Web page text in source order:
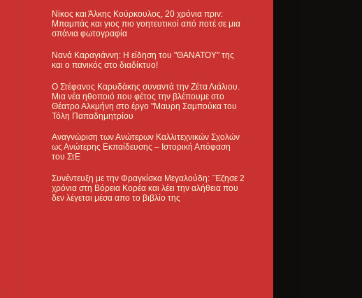
Νίκος και Άλκης Κούρκουλος, 20 χρόνια πριν:
Μπαμπάς και γιος πιο γοητευτικοί από ποτέ σε μια
σπάνια φωτογραφία
Νανά Καραγιάννη: Η είδηση του "ΘΑΝΑΤΟΥ" της
και ο πανικός στο διαδίκτυο!
Ο Στέφανος Καρυδάκης συναντά την Ζέτα Λιάλιου.
Μια νέα ηθοποιό που φέτος την βλέπουμε στο
Θέατρο Αλκμήνη στο έργο "Μαυρη Σαμπούκα του
Τόλη Παπαδημητρίου
Αναγνώριση των Ανώτερων Καλλιτεχνικών Σχολών
ως Ανώτερης Εκπαίδευσης – Ιστορική Απόφαση
του ΣτΕ
Συνέντευξη με την Φραγκίσκα Μεγαλούδη: ΄Έζησε 2
χρόνια στη Βόρεια Κορέα και λέει την αλήθεια που
δεν λέγεται μέσα απο το βιβλίο της